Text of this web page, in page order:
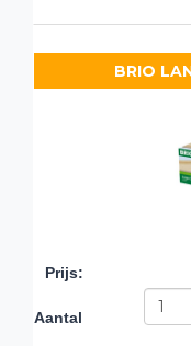
BRIO
Prijs:
Aantal